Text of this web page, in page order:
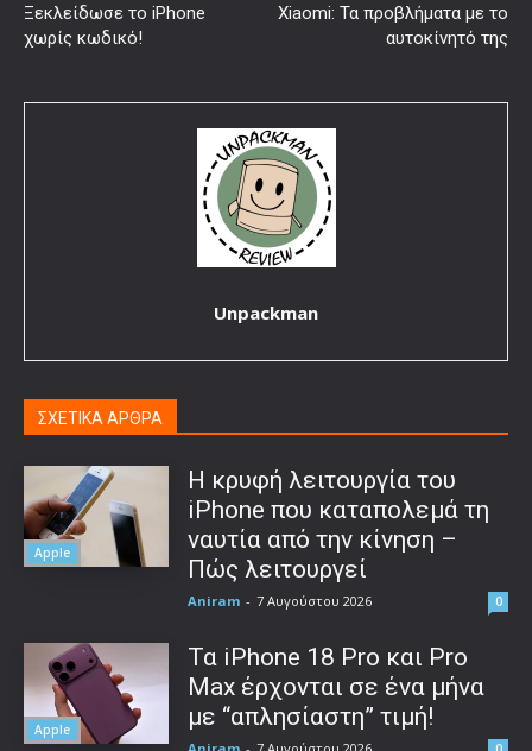
Ξεκλείδωσε το iPhone
χωρίς κωδικό!
Xiaomi: Τα προβλήματα με το
αυτοκίνητό της
Unpackman
ΣΧΕΤΙΚΑ ΑΡΘΡΑ
Apple
Η κρυφή λειτουργία του
iPhone που καταπολεμά τη
ναυτία από την κίνηση –
Πώς λειτουργεί
Aniram - 7 Αυγούστου 2026 0
Apple
Τα iPhone 18 Pro και Pro
Max έρχονται σε ένα μήνα
με “απλησίαστη” τιμή!